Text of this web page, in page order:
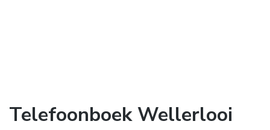
Telefoonboek Wellerlooi